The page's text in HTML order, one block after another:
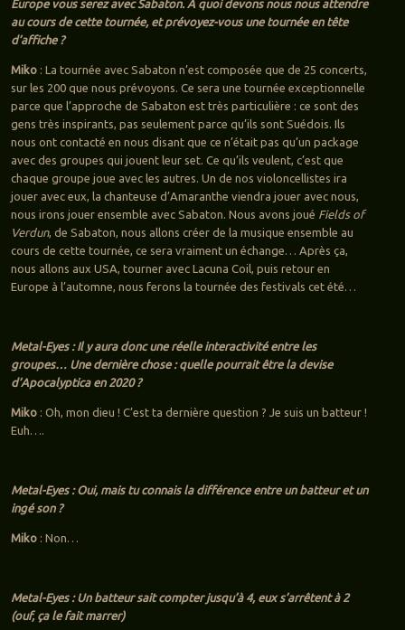
Europe vous serez avec Sabaton. A quoi devons nous nous attendre
au cours de cette tournée, et prévoyez-vous une tournée en tête
d’affiche ?
Miko: La tournée avec Sabaton n’est composée que de 25 concerts,
sur les 200 que nous prévoyons. Ce sera une tournée exceptionnelle
parce que l’approche de Sabaton est très particulière : ce sont des
gens très inspirants, pas seulement parce qu’ils sont Suédois. Ils
nous ont contacté en nous disant que ce n’était pas qu’un package
avec des groupes qui jouent leur set. Ce qu’ils veulent, c’est que
chaque groupe joue avec les autres. Un de nos violoncellistes ira
jouer avec eux, la chanteuse d’Amaranthe viendra jouer avec nous,
nous irons jouer ensemble avec Sabaton. Nous avons joué Fields of
Verdun, de Sabaton, nous allons créer de la musique ensemble au
cours de cette tournée, ce sera vraiment un échange… Après ça,
nous allons aux USA, tourner avec Lacuna Coil, puis retour en
Europe à l’automne, nous ferons la tournée des festivals cet été…
Metal-Eyes : Il y aura donc une réelle interactivité entre les
groupes… Une dernière chose : quelle pourrait être la devise
d’Apocalyptica en 2020 ?
Miko: Oh, mon dieu ! C’est ta dernière question ? Je suis un batteur !
Euh….
Metal-Eyes : Oui, mais tu connais la différence entre un batteur et un
ingé son ?
Miko: Non…
Metal-Eyes : Un batteur sait compter jusqu’à 4, eux s’arrêtent à 2
(ouf, ça le fait marrer)